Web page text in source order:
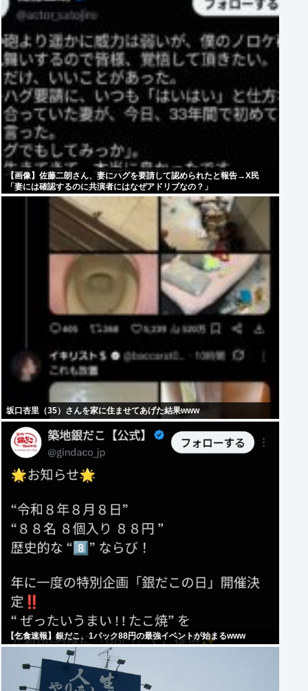
【画像】佐藤二朗さん、妻にハグを要請して認められたと報告→X民
「妻には確認するのに共演者にはなぜアドリブなの？」
坂口杏里（35）さんを家に住ませてあげた結果www
【乞食速報】銀だこ、1パック88円の最強イベントが始まるwww